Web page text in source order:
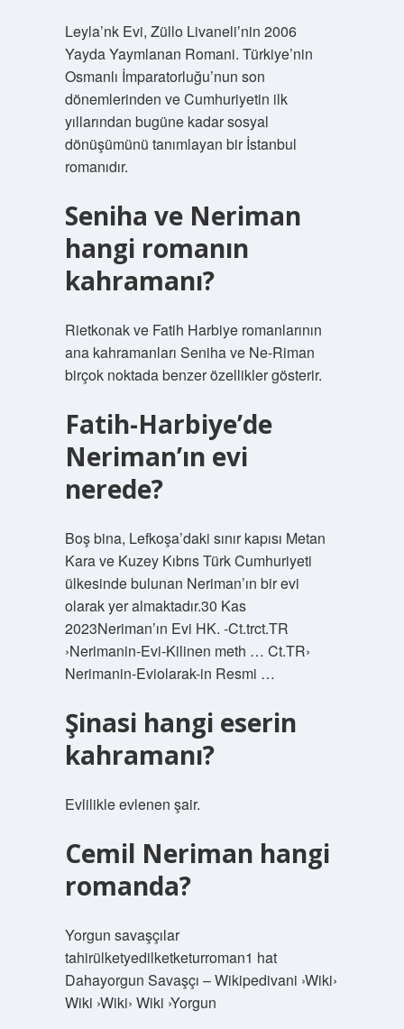
Leyla’nk Evi, Züllo Livaneli’nin 2006
Yayda Yaymlanan Romani. Türkiye’nin
Osmanlı İmparatorluğu’nun son
dönemlerinden ve Cumhuriyetin ilk
yıllarından bugüne kadar sosyal
dönüşümünü tanımlayan bir İstanbul
romanıdır.
Seniha ve Neriman
hangi romanın
kahramanı?
Rietkonak ve Fatih Harbiye romanlarının
ana kahramanları Seniha ve Ne-Riman
birçok noktada benzer özellikler gösterir.
Fatih-Harbiye’de
Neriman’ın evi
nerede?
Boş bina, Lefkoşa’daki sınır kapısı Metan
Kara ve Kuzey Kıbrıs Türk Cumhuriyeti
ülkesinde bulunan Neriman’ın bir evi
olarak yer almaktadır.30 Kas
2023Neriman’ın Evi HK. -Ct.trct.TR
›Nerimanin-Evi-Kilinen meth … Ct.TR›
Nerimanin-Eviolarak-in Resmi …
Şinasi hangi eserin
kahramanı?
Evlilikle evlenen şair.
Cemil Neriman hangi
romanda?
Yorgun savaşçılar
tahirülketyedilketketurroman1 hat
Dahayorgun Savaşçı – Wikipedivani ›Wiki›
Wiki ›Wiki› Wiki ›Yorgun